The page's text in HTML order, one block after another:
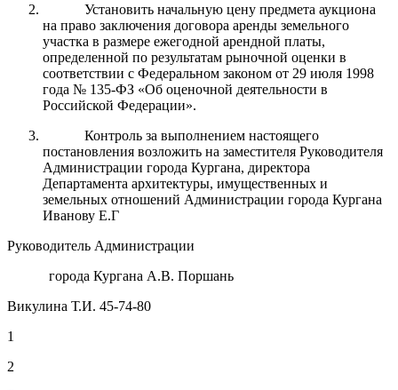
Установить начальную цену предмета аукциона
на право заключения договора аренды земельного
участка в размере ежегодной арендной платы,
определенной по результатам рыночной оценки в
соответствии с Федеральном законом от 29 июля 1998
года № 135-ФЗ «Об оценочной деятельности в
Российской Федерации».
Контроль за выполнением настоящего
постановления возложить на заместителя Руководителя
Администрации города Кургана, директора
Департамента архитектуры, имущественных и
земельных отношений Администрации города Кургана
Иванову Е.Г
Руководитель Администрации
города Кургана А.В. Поршань
Викулина Т.И. 45-74-80
1
2